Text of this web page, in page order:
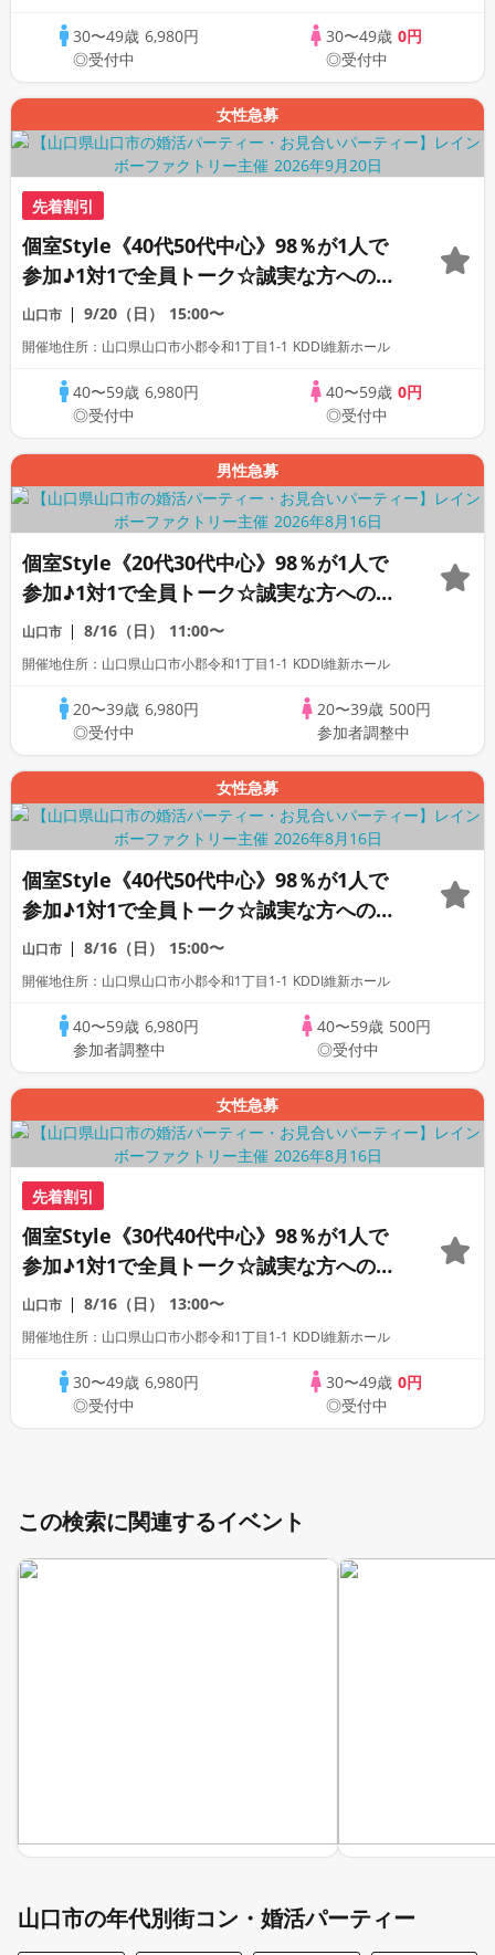
30〜49歳 6,980円
◎受付中
30〜49歳 0円
◎受付中
女性急募
先着割引
個室Style《40代50代中心》98％が1人で
参加♪1対1で全員トーク☆誠実な方への婚
活パーティー
山口市 9/20（日） 15:00〜
開催地住所：山口県山口市小郡令和1丁目1-1 KDDI維新ホール
40〜59歳 6,980円
◎受付中
40〜59歳 0円
◎受付中
男性急募
個室Style《20代30代中心》98％が1人で
参加♪1対1で全員トーク☆誠実な方への婚
活パーティー
山口市 8/16（日） 11:00〜
開催地住所：山口県山口市小郡令和1丁目1-1 KDDI維新ホール
20〜39歳 6,980円
◎受付中
20〜39歳 500円
参加者調整中
女性急募
個室Style《40代50代中心》98％が1人で
参加♪1対1で全員トーク☆誠実な方への婚
活パーティー
山口市 8/16（日） 15:00〜
開催地住所：山口県山口市小郡令和1丁目1-1 KDDI維新ホール
40〜59歳 6,980円
参加者調整中
40〜59歳 500円
◎受付中
女性急募
先着割引
個室Style《30代40代中心》98％が1人で
参加♪1対1で全員トーク☆誠実な方への婚
活パーティー
山口市 8/16（日） 13:00〜
開催地住所：山口県山口市小郡令和1丁目1-1 KDDI維新ホール
30〜49歳 6,980円
◎受付中
30〜49歳 0円
◎受付中
この検索に関連するイベント
山口市の年代別街コン・婚活パーティー